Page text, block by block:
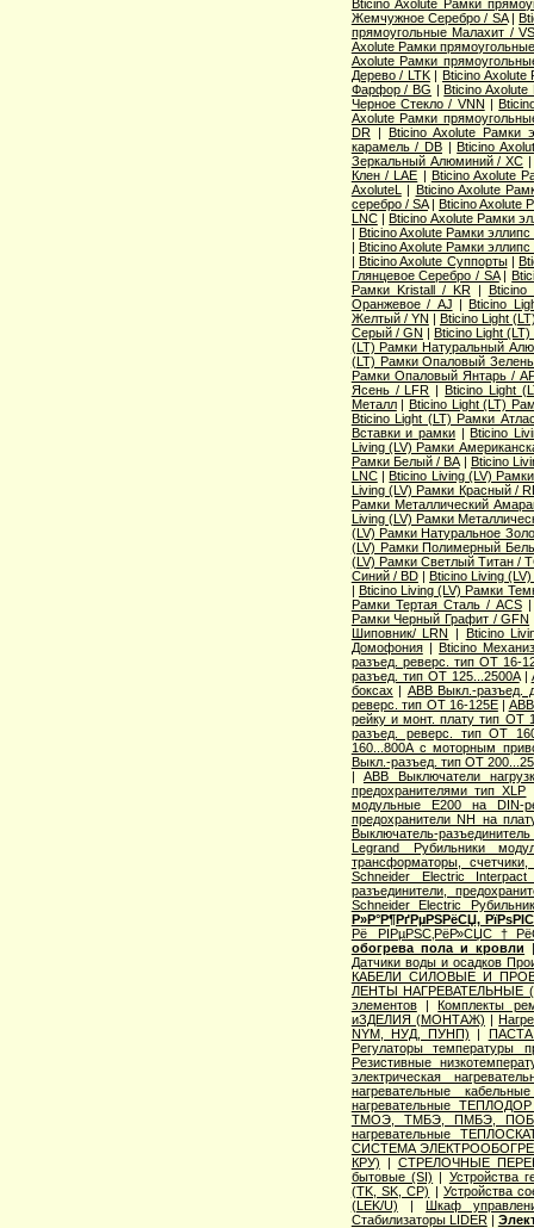
Bticino Axolute Рамки
Жемчужное Серебро / SA|
прямоугольные Малахит /
Axolute Рамки
Axolute Рамки
Дерево / LTK|Bticino Axolute
Фарфор / BG |Bticino
Черное Стекло / VNN |
Axolute Рамки
DR| Bticino Axolute Рамки
карамель / DB|Bticino
Зеркальный Алюминий / XC
Клен / LAE | Bticino Axolute
AxoluteL
| Bticino Axolute
серебро / SA|Bticino Axolute
LNC|Bticino Axolute Рамки
| Bticino Axolute Рамки
| Bticino Axolute Рамки
|Bticino Axolute Суппорты|
Глянцевое Серебро / SA|
Рамки Kristall / KR|
Оранжевое / AJ |Bticino
Желтый / YN | Bticino Light
Серый / GN |Bticino Light
(LT) Рамки Натуральный
(LT) Рамки Опаловый
Рамки Опаловый Янтарь /
Ясень / LFR |Bticino Light
Металл| Bticino Light (LT)
Bticino Light (LT) Рамки
Вставки и рамки |Bticino
Living (LV) Рамки
Рамки Белый / BA| Bticino
LNC|Bticino Living (LV)
Living (LV) Рамки Красный /
Рамки Металлический
Living (LV) Рамки
(LV) Рамки Натуральное
(LV) Рамки Полимерный
(LV) Рамки Светлый Титан /
Синий / BD|Bticino Living
| Bticino Living (LV) Рамки
Рамки Тертая Сталь / ACS
Рамки Черный Графит / GFN
Шиповник/ LRN
| Bticino
Домофония|Bticino
разъед. реверс. тип OT 16-
разъед. тип OT 125...2500A|
боксах | ABB Выкл.-разъед.
реверс. тип OT 16-125E|
рейку и монт. плату тип OT
разъед. реверс. тип OT
160...800A с моторным
Выкл.-разъед. тип OT
| ABB Выключатели
предохранителями тип XLP
модульные E200 на DIN-
предохранители NH на
Выключатель-
Legrand Рубильники
трансформаторы,
Schneider Electric
разъединители,
Schneider Electric
Р»Р°Р¶РґРµРЅРёСЏ,
Рё
обогрева пола и кровли
Датчики воды и осадков
КАБЕЛИ СИЛОВЫЕ И
ЛЕНТЫ НАГРЕВАТЕЛЬНЫЕ
элементов|Комплекты
иЗДЕЛИЯ (МОНТАЖ) |
NYM, НУД, ПУНП)
| ПАСТА
Регулаторы температуры
Резистивные
электрическая
нагревательные
нагревательные
ТМОЭ, ТМБЭ, ПМБЭ,
нагревательные
СИСТЕМА
КРУ) | СТРЕЛОЧНЫЕ
бытовые (SI) | Устройства
(TK, SK, СР) | Устройства
(LEK/U) |Шкаф
Стабилизаторы LIDER|